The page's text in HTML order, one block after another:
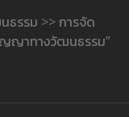
ธรรม >> การจัด
ญาทางวัฒนธรรม”